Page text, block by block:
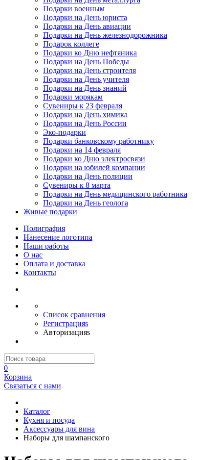
Подарки военным
Подарки на День юриста
Подарки на День авиации
Подарки на День железнодорожника
Подарок коллеге
Подарки ко Дню нефтяника
Подарки на День Победы
Подарки на День строителя
Подарки на День учителя
Подарки на День знаний
Подарки морякам
Сувениры к 23 февраля
Подарки на День химика
Подарки на День России
Эко-подарки
Подарки банковскому работнику
Подарки на 14 февраля
Подарки ко Дню электросвязи
Подарки на юбилей компании
Подарки на День полиции
Сувениры к 8 марта
Подарки на День медицинского работника
Подарки на День геолога
Живые подарки
Полиграфия
Нанесение логотипа
Наши работы
О нас
Оплата и доставка
Контакты
Список сравнения
Регистрацияs
Авторизацияs
0
Корзина
Связаться с нами
Каталог
Кухня и посуда
Аксессуары для вина
Наборы для шампанского